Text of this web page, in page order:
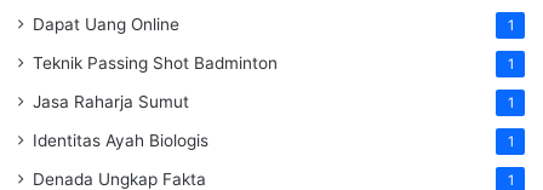
Dapat Uang Online 1
Teknik Passing Shot Badminton 1
Jasa Raharja Sumut 1
Identitas Ayah Biologis 1
Denada Ungkap Fakta 1